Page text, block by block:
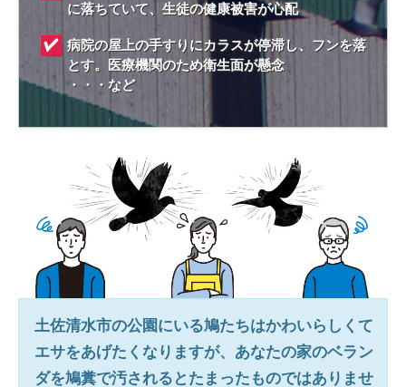
に落ちていて、生徒の健康被害が心配
病院の屋上の手すりにカラスが停滞し、フンを落
とす。医療機関のため衛生面が懸念
・・・など
土佐清水市の公園にいる鳩たちはかわいらしくて
エサをあげたくなりますが、あなたの家のベラン
ダを鳩糞で汚されるとたまったものではありませ